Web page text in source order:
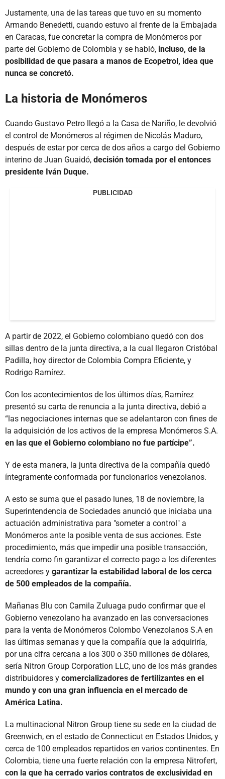
Justamente, una de las tareas que tuvo en su momento
Armando Benedetti, cuando estuvo al frente de la Embajada
en Caracas, fue concretar la compra de Monómeros por
parte del Gobierno de Colombia y se habló, incluso, de la
posibilidad de que pasara a manos de Ecopetrol, idea que
nunca se concretó.
La historia de Monómeros
Cuando Gustavo Petro llegó a la Casa de Nariño, le devolvió
el control de Monómeros al régimen de Nicolás Maduro,
después de estar por cerca de dos años a cargo del Gobierno
interino de Juan Guaidó, decisión tomada por el entonces
presidente Iván Duque.
PUBLICIDAD
A partir de 2022, el Gobierno colombiano quedó con dos
sillas dentro de la junta directiva, a la cual llegaron Cristóbal
Padilla, hoy director de Colombia Compra Eficiente, y
Rodrigo Ramírez.
Con los acontecimientos de los últimos días, Ramírez
presentó su carta de renuncia a la junta directiva, debió a
“las negociaciones internas que se adelantaron con fines de
la adquisición de los activos de la empresa Monómeros S.A.
en las que el Gobierno colombiano no fue partícipe”.
Y de esta manera, la junta directiva de la compañía quedó
íntegramente conformada por funcionarios venezolanos.
A esto se suma que el pasado lunes, 18 de noviembre, la
Superintendencia de Sociedades anunció que iniciaba una
actuación administrativa para "someter a control" a
Monómeros ante la posible venta de sus acciones. Este
procedimiento, más que impedir una posible transacción,
tendría como fin garantizar el correcto pago a los diferentes
acreedores y garantizar la estabilidad laboral de los cerca
de 500 empleados de la compañía.
Mañanas Blu con Camila Zuluaga pudo confirmar que el
Gobierno venezolano ha avanzado en las conversaciones
para la venta de Monómeros Colombo Venezolanos S.A en
las últimas semanas y que la compañía que la adquiriría,
por una cifra cercana a los 300 o 350 millones de dólares,
sería Nitron Group Corporation LLC, uno de los más grandes
distribuidores y comercializadores de fertilizantes en el
mundo y con una gran influencia en el mercado de
América Latina.
La multinacional Nitron Group tiene su sede en la ciudad de
Greenwich, en el estado de Connecticut en Estados Unidos, y
cerca de 100 empleados repartidos en varios continentes. En
Colombia, tiene una fuerte relación con la empresa Nitrofert,
con la que ha cerrado varios contratos de exclusividad en